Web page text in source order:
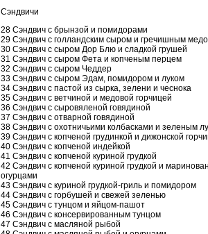
Сэндвичи
28 Сэндвич с брынзой и помидорами
29 Сэндвич с голландским сыром и гречишным
30 Сэндвич с сыром Дор Блю и сладкой грушей
31 Сэндвич с сыром Фета и копченым перцем
32 Сэндвич с сыром Чеддер
33 Сэндвич с сыром Эдам, помидором и луком
34 Сэндвич с пастой из сырка, зелени и чеснока
35 Сэндвич с ветчиной и медовой горчицей
36 Сэндвич с сыровяленой говядиной
37 Сэндвич с отварной говядиной
38 Сэндвич с охотничьими колбасками и зеленым
39 Сэндвич с копченой грудинкой и дижонской
40 Сэндвич с копченой индейкой
41 Сэндвич с копченой куриной грудкой
42 Сэндвич с копченой куриной грудкой и
огурцами
43 Сэндвич с куриной грудкой-гриль и помидором
44 Сэндвич с горбушей и свежей зеленью
45 Сэндвич с тунцом и яйцом-пашот
46 Сэндвич с консервированным тунцом
47 Сэндвич с масляной рыбой